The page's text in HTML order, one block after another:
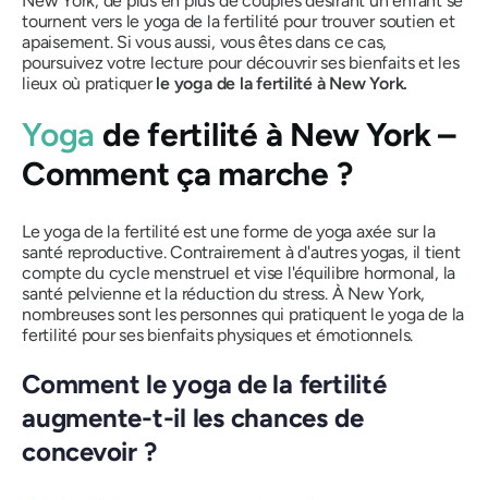
tournent vers le yoga de la fertilité pour trouver soutien et
apaisement. Si vous aussi, vous êtes dans ce cas,
poursuivez votre lecture pour découvrir ses bienfaits et les
lieux où pratiquerle yoga de la fertilité à New York.
Yoga de fertilité à New York –
Comment ça marche ?
Le yoga de la fertilité est une forme de yoga axée sur la
santé reproductive. Contrairement à d'autres yogas, il tient
compte du cycle menstruel et vise l'équilibre hormonal, la
santé pelvienne et la réduction du stress. À New York,
nombreuses sont les personnes qui pratiquent le yoga de la
fertilité pour ses bienfaits physiques et émotionnels.
Comment le yoga de la fertilité
augmente-t-il les chances de
concevoir ?